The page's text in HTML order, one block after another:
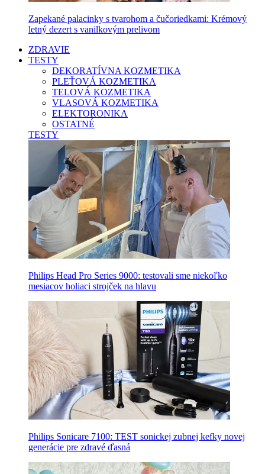
Zapekané palacinky s tvarohom a čučoriedkami: Krémový
letný dezert s vanilkovým prelivom
ZDRAVIE
TESTY
DEKORATÍVNA KOZMETIKA
PLEŤOVÁ KOZMETIKA
TELOVÁ KOZMETIKA
VLASOVÁ KOZMETIKA
ELEKTORONIKA
OSTATNÉ
TESTY
Philips Head Pro Series 9000: testovali sme niekoľko
mesiacov holiaci strojček na hlavu
Philips Sonicare 7100: TEST sonickej zubnej kefky novej
generácie pre zdravé ďasná